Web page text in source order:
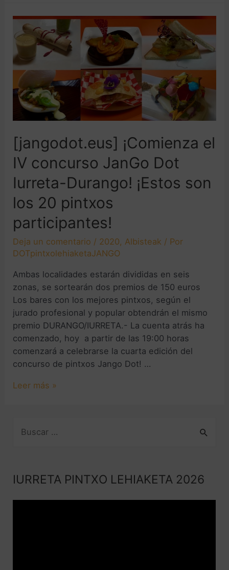
[jangodot.eus] ¡Comienza el
IV concurso JanGo Dot
Iurreta-Durango! ¡Estos son
los 20 pintxos
participantes!
Deja un comentario / 2020, Albisteak / Por
DOTpintxolehiaketaJANGO
Ambas localidades estarán divididas en seis
zonas, se sortearán dos premios de 150 euros
Los bares con los mejores pintxos, según el
jurado profesional y popular obtendrán el mismo
premio DURANGO/IURRETA.- La cuenta atrás ha
comenzado, hoy a partir de las 19:00 horas
comenzará a celebrarse la cuarta edición del
concurso de pintxos Jango Dot! …
Leer más »
IURRETA PINTXO LEHIAKETA 2026